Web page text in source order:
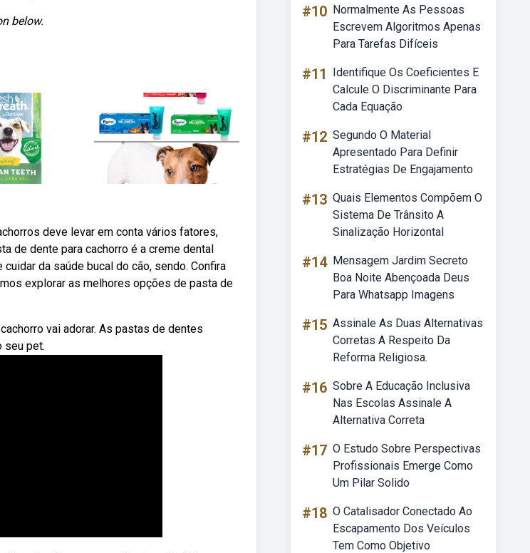
below.
deve levar em conta vários fatores,
de dente para cachorro é a creme dental
da saúde bucal do cão, sendo. Confira
explorar as melhores opções de pasta de
vai adorar. As pastas de dentes
seu pet.
#10 Normalmente As Pessoas
Escrevem Algoritmos Apenas
Para Tarefas Difíceis
#11
Identifique Os Coeficientes E
Calcule O Discriminante Para
Cada Equação
#12 Segundo O Material
Apresentado Para Definir
Estratégias De Engajamento
#13 Quais Elementos Compõem O
Sistema De Trânsito A
Sinalização Horizontal
#14 Mensagem Jardim Secreto
Boa Noite Abençoada Deus
Para Whatsapp Imagens
#15 Assinale As Duas Alternativas
Corretas A Respeito Da
Reforma Religiosa.
#16 Sobre A Educação Inclusiva
Nas Escolas Assinale A
Alternativa Correta
#17 O Estudo Sobre Perspectivas
Profissionais Emerge Como
Um Pilar Solido
#18 O Catalisador Conectado Ao
Escapamento Dos Veículos
Tem Como Objetivo